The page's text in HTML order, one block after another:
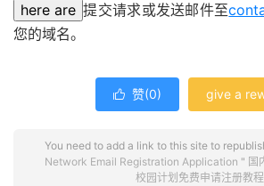
here are 提交请求或发送邮件至
您的域名。
 赞(0) give a
You need to add a link to this site to
Network Email Registration Application " 国
校园计划免费申请注册教程